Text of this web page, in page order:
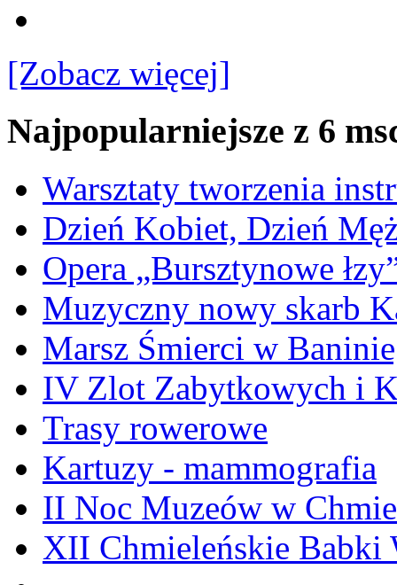
[Zobacz więcej]
Najpopularniejsze z 6
Warsztaty tworzenia
Dzień Kobiet, Dzień
Opera „Bursztynowe
Muzyczny nowy skarb
Marsz Śmierci w
IV Zlot Zabytkowych i
Trasy rowerowe
Kartuzy - mammografia
II Noc Muzeów w
XII Chmieleńskie Babki